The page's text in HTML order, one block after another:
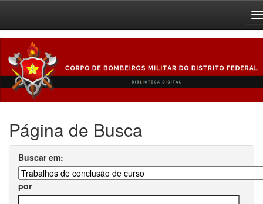
navigation
Página de Busca
Buscar em:
por